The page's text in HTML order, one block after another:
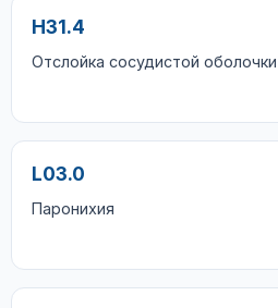
H31.4
Отслойка сосудистой оболочки
L03.0
Паронихия